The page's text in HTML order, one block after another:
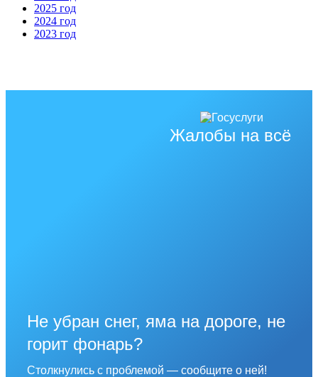
2025 год
2024 год
2023 год
Жалобы на всё
Не убран снег, яма на дороге, не
горит фонарь?
Столкнулись с проблемой — сообщите о ней!